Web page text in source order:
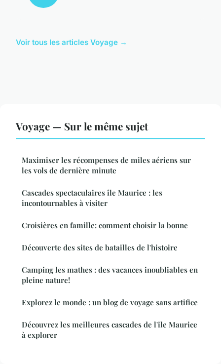
Voir tous les articles Voyage →
Voyage — Sur le même sujet
Maximiser les récompenses de miles aériens sur
les vols de dernière minute
Cascades spectaculaires île Maurice : les
incontournables à visiter
Croisières en famille: comment choisir la bonne
Découverte des sites de batailles de l'histoire
Camping les mathes : des vacances inoubliables en
pleine nature!
Explorez le monde : un blog de voyage sans artifice
Découvrez les meilleures cascades de l'île Maurice
à explorer